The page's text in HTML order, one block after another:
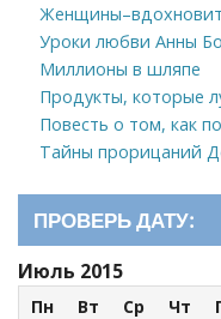
Уроки любви Анны
Миллионы в шляпе
Продукты, которые
Повесть о том, как
Тайны прорицаний
ПРОВЕРЬ ДАТУ:
Июль 2015
Пн Вт Ср Чт